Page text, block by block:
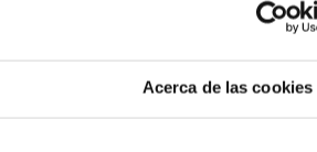
Acerca de las cookies